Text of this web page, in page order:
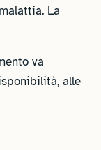
La
va
alle